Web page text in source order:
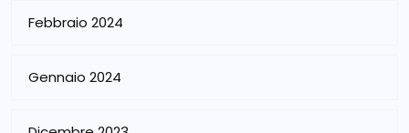
Febbraio 2024
Gennaio 2024